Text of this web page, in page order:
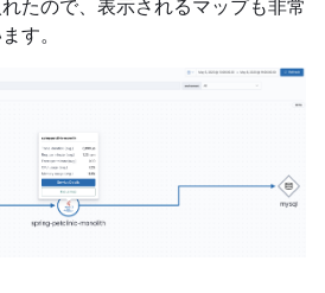
たので、表示されるマップも非常
す。